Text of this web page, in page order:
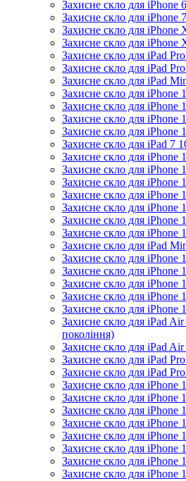
Захисне скло для iPhone
Захисне скло для iPhone 7
Захисне скло для iPhone
Захисне скло для iPhone
Захисне скло для iPad
Захисне скло для iPad
Захисне скло для iPad
Захисне скло для iPhone
Захисне скло для iPhone
Захисне скло для iPhone
Захисне скло для iPhone
Захисне скло для iPad 7
Захисне скло для iPhone
Захисне скло для iPhone
Захисне скло для iPhone
Захисне скло для iPhone
Захисне скло для iPhone
Захисне скло для iPhone
Захисне скло для iPhone
Захисне скло для iPad
Захисне скло для iPhone
Захисне скло для iPhone
Захисне скло для iPhone
Захисне скло для iPhone
Захисне скло для iPhone
Захисне скло для iPad
покоління)
Захисне скло для iPad
Захисне скло для iPad
Захисне скло для iPad
Захисне скло для iPhone
Захисне скло для iPhone
Захисне скло для iPhone
Захисне скло для iPhone
Захисне скло для iPhone
Захисне скло для iPhone
Захисне скло для iPhone
Захисне скло для iPhone